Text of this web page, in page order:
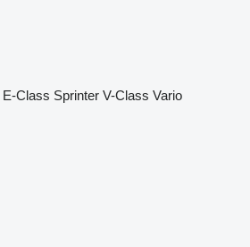
E-Class Sprinter V-Class Vario